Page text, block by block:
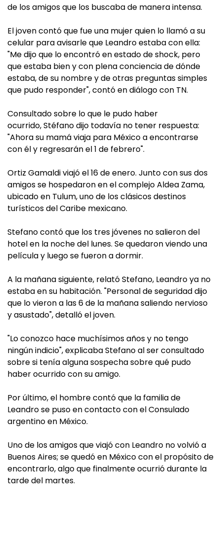
de los amigos que los buscaba de manera intensa.
El joven contó que fue una mujer quien lo llamó a su
celular para avisarle que Leandro estaba con ella:
"Me dijo que lo encontró en estado de shock, pero
que estaba bien y con plena conciencia de dónde
estaba, de su nombre y de otras preguntas simples
que pudo responder", contó en diálogo con TN.
Consultado sobre lo que le pudo haber
ocurrido, Stéfano dijo todavía no tener respuesta:
"Ahora su mamá viaja para México a encontrarse
con él y regresarán el 1 de febrero".
Ortiz Gamaldi viajó el 16 de enero. Junto con sus dos
amigos se hospedaron en el complejo Aldea Zama,
ubicado en Tulum, uno de los clásicos destinos
turísticos del Caribe mexicano.
Stefano contó que los tres jóvenes no salieron del
hotel en la noche del lunes. Se quedaron viendo una
película y luego se fueron a dormir.
A la mañana siguiente, relató Stefano, Leandro ya no
estaba en su habitación. "Personal de seguridad dijo
que lo vieron a las 6 de la mañana saliendo nervioso
y asustado", detalló el joven.
"Lo conozco hace muchísimos años y no tengo
ningún indicio", explicaba Stefano al ser consultado
sobre si tenía alguna sospecha sobre qué pudo
haber ocurrido con su amigo.
Por último, el hombre contó que la familia de
Leandro se puso en contacto con el Consulado
argentino en México.
Uno de los amigos que viajó con Leandro no volvió a
Buenos Aires; se quedó en México con el propósito de
encontrarlo, algo que finalmente ocurrió durante la
tarde del martes.